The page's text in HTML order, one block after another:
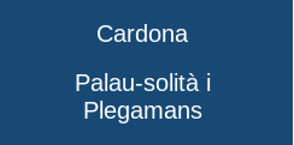
Cardona
Palau-solità i
Plegamans